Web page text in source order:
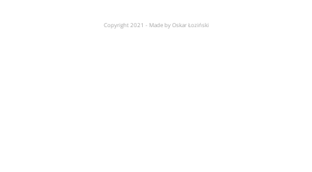
Copyright 2021 - Made by Oskar Łoziński